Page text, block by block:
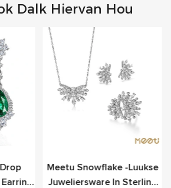
Dalk Hiervan Hou
Earring
Meetu Snowflake -luukse
Juweliersware In Sterling